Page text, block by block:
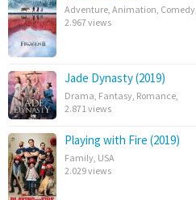
Adventure Animation Comedy
2.967 views
Jade Dynasty (2019)
Drama Fantasy Romance
2.871 views
Playing with Fire (2019)
Family USA
2.029 views